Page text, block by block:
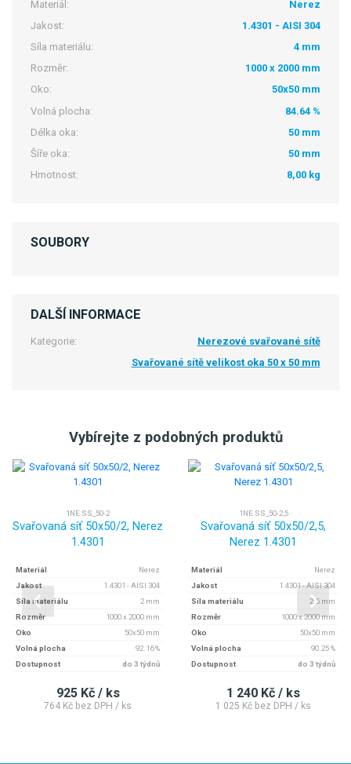
Materiál:
Nerez
Jakost:
1.4301 - AISI 304
Síla materiálu:
4 mm
Rozměr:
1000 x 2000 mm
Oko:
50x50 mm
Volná plocha:
84.64 %
Délka oka:
50 mm
Šíře oka:
50 mm
Hmotnost:
8,00 kg
SOUBORY
DALŠÍ INFORMACE
Kategorie:
Nerezové svařované sítě
Svařované sítě velikost oka 50 x 50 mm
Vybírejte z podobných produktů
1NE SS_50-2
Svařovaná síť 50x50/2, Nerez
1.4301
Materiál
Nerez
Jakost
1.4301 - AISI 304
Síla materiálu
2 mm
Rozměr
1000 x 2000 mm
Oko
50x50 mm
Volná plocha
92.16 %
Dostupnost
do 3 týdnů
925 Kč / ks
764 Kč bez DPH / ks
1NE SS_50-2,5
Svařovaná síť 50x50/2,5,
Nerez 1.4301
Materiál
Nerez
Jakost
1.4301 - AISI 304
Síla materiálu
2.5 mm
Rozměr
1000 x 2000 mm
Oko
50x50 mm
Volná plocha
90.25 %
Dostupnost
do 3 týdnů
1 240 Kč / ks
1 025 Kč bez DPH / ks